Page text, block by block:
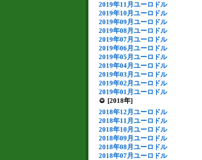
2019年11月ユーロドル
2019年10月ユーロドル
2019年09月ユーロドル
2019年08月ユーロドル
2019年07月ユーロドル
2019年06月ユーロドル
2019年05月ユーロドル
2019年04月ユーロドル
2019年03月ユーロドル
2019年02月ユーロドル
2019年01月ユーロドル
[2018年]
2018年12月ユーロドル
2018年11月ユーロドル
2018年10月ユーロドル
2018年09月ユーロドル
2018年08月ユーロドル
2018年07月ユーロドル